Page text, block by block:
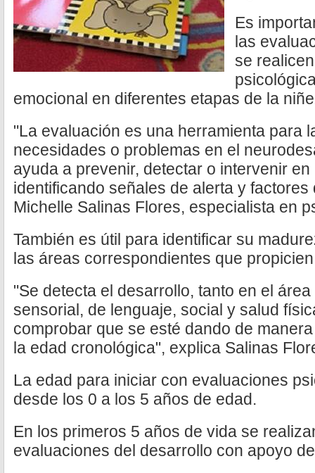
Es
las
se
emocional en diferentes etapas de la
"La evaluación es una herramienta para
necesidades o problemas en el
ayuda a prevenir, detectar o intervenir
identificando señales de alerta y
Michelle Salinas Flores, especialista en
También es útil para identificar su
las áreas correspondientes que
"Se detecta el desarrollo, tanto en el
sensorial, de lenguaje, social y salud
comprobar que se esté dando de
la edad cronológica", explica Salinas
La edad para iniciar con evaluaciones
desde los 0 a los 5 años de edad.
En los primeros 5 años de vida se
evaluaciones del desarrollo con apoyo